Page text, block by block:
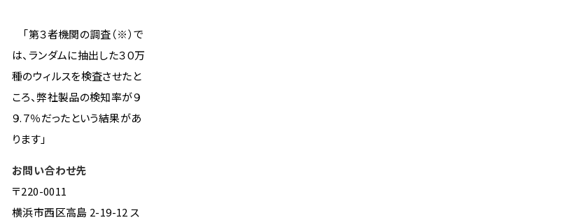
「第３者機関の調査（※）で
は、ランダムに抽出した３０万
種のウィルスを検査させたと
ころ、弊社製品の検知率が９
９.７％だったという結果があ
ります」
お問い合わせ先
〒220-0011
横浜市西区高島 2-19-12 ス